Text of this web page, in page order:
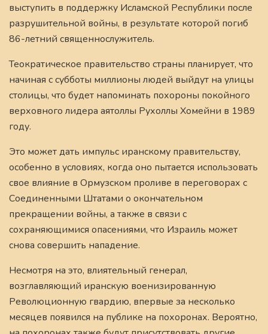
выступить в поддержку Исламской Республики после
разрушительной войны, в результате которой погиб
86-летний священнослужитель.
Теократическое правительство страны планирует, что
начиная с субботы миллионы людей выйдут на улицы
столицы, что будет напоминать похороны покойного
верховного лидера аятоллы Рухоллы Хомейни в 1989
году.
Это может дать импульс иранскому правительству,
особенно в условиях, когда оно пытается использовать
свое влияние в Ормузском проливе в переговорах с
Соединенными Штатами о окончательном
прекращении войны, а также в связи с
сохраняющимися опасениями, что Израиль может
снова совершить нападение.
Несмотря на это, влиятельный генерал,
возглавляющий иранскую военизированную
Революционную гвардию, впервые за несколько
месяцев появился на публике на похоронах. Вероятно,